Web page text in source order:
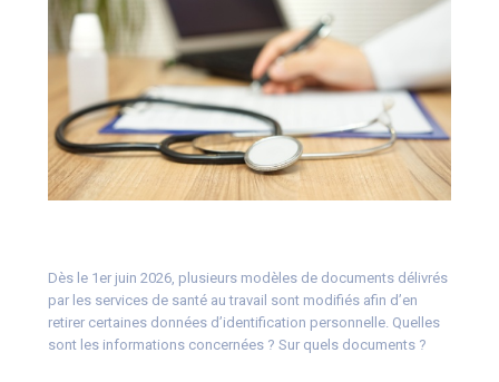
Dès le 1er juin 2026, plusieurs modèles de documents délivrés
par les services de santé au travail sont modifiés afin d’en
retirer certaines données d’identification personnelle. Quelles
sont les informations concernées ? Sur quels documents ?